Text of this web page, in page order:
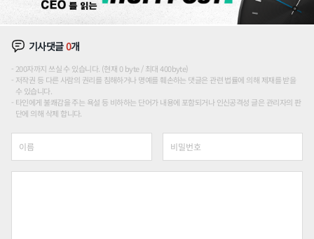
기사댓글0개
200자까지 쓰실 수 있습니다. (현재 0 byte / 최대 400byte)
저작권 등 다른 사람의 권리를 침해하거나 명예를 훼손하는 댓글은 관련 법률에 의해 제재를 받을
수 있습니다.
타인에게 불쾌감을 주는 욕설 등 비하하는 단어가 내용에 포함되거나 인신공격성 글은 관리자의 판
단에 의해 삭제 합니다.